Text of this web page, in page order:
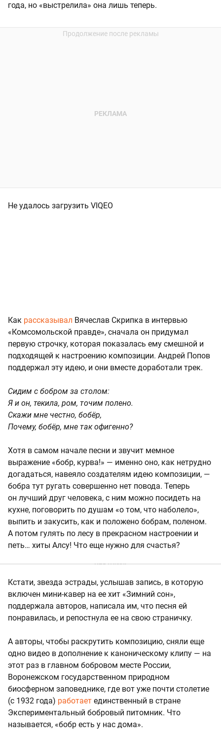
года, но «выстрелила» она лишь теперь.
Не удалось загрузить VIQEO
Как рассказывал Вячеслав Скрипка в интервью
«Комсомольской правде», сначала он придумал
первую строчку, которая показалась ему смешной и
подходящей к настроению композиции. Андрей Попов
поддержал эту идею, и они вместе доработали трек.
Сидим с бобром за столом:
Я и он, текила, ром, точим полено.
Скажи мне честно, бобёр,
Почему, бобёр, мне так офигенно?
Хотя в самом начале песни и звучит мемное
выражение «бобр, курва!» — именно оно, как нетрудно
догадаться, навеяло создателям идею композиции, —
бобра тут ругать совершенно нет повода. Теперь
он лучший друг человека, с ним можно посидеть на
кухне, поговорить по душам «о том, что наболело»,
выпить и закусить, как и положено бобрам, поленом.
А потом гулять по лесу в прекрасном настроении и
петь… хиты Алсу! Что еще нужно для счастья?
Кстати, звезда эстрады, услышав запись, в которую
включен мини-кавер на ее хит «Зимний сон»,
поддержала авторов, написала им, что песня ей
понравилась, и репостнула ее на свою страничку.
А авторы, чтобы раскрутить композицию, сняли еще
одно видео в дополнение к каноническому клипу — на
этот раз в главном бобровом месте России,
Воронежском государственном природном
биосферном заповеднике, где вот уже почти столетие
(с 1932 года) работает единственный в стране
Экспериментальный бобровый питомник. Что
называется, «бобр есть у нас дома».